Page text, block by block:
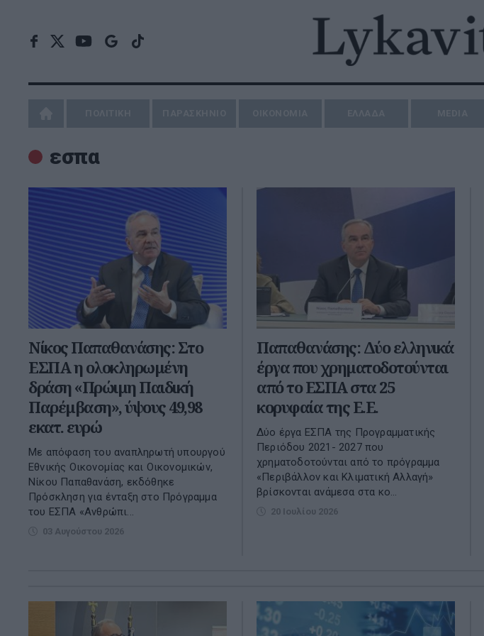
εσπα
Νίκος Παπαθανάσης: Στο
ΕΣΠΑ η ολοκληρωμένη
δράση «Πρώιμη Παιδική
Παρέμβαση», ύψους 49,98
εκατ. ευρώ
Με απόφαση του αναπληρωτή υπουργού
Εθνικής Οικονομίας και Οικονομικών,
Νίκου Παπαθανάση, εκδόθηκε
Πρόσκληση για ένταξη στο Πρόγραμμα
του ΕΣΠΑ «Ανθρώπι...
03 Αυγούστου 2026
Παπαθανάσης: Δύο ελληνικά
έργα που χρηματοδοτούνται
από το ΕΣΠΑ στα 25
κορυφαία της Ε.Ε.
Δύο έργα ΕΣΠΑ της Προγραμματικής
Περιόδου 2021- 2027 που
χρηματοδοτούνται από το πρόγραμμα
«Περιβάλλον και Κλιματική Αλλαγή»
βρίσκονται ανάμεσα στα κο...
20 Ιουλίου 2026